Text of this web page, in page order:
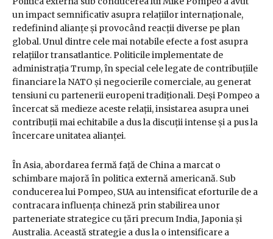
un impact semnificativ asupra relațiilor internaționale,
redefinind alianțe și provocând reacții diverse pe plan
global. Unul dintre cele mai notabile efecte a fost asupra
relațiilor transatlantice. Politicile implementate de
administrația Trump, în special cele legate de contribuțiile
financiare la NATO și negocierile comerciale, au generat
tensiuni cu partenerii europeni tradiționali. Deși Pompeo a
încercat să medieze aceste relații, insistarea asupra unei
contribuții mai echitabile a dus la discuții intense și a pus la
încercare unitatea alianței.
În Asia, abordarea fermă față de China a marcat o
schimbare majoră în politica externă americană. Sub
conducerea lui Pompeo, SUA au intensificat eforturile de a
contracara influența chineză prin stabilirea unor
parteneriate strategice cu țări precum India, Japonia și
Australia. Această strategie a dus la o intensificare a